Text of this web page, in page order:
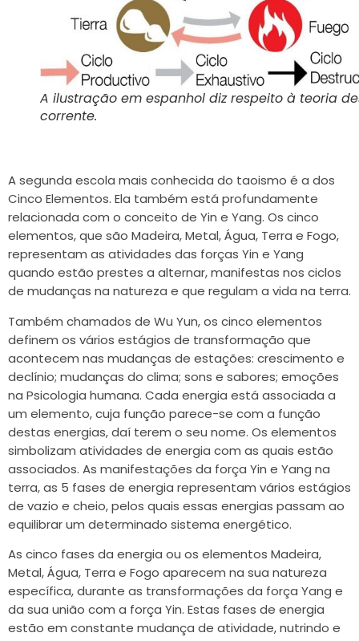
A ilustração em espanhol diz respeito à teoria
corrente.
A segunda escola mais conhecida do taoismo é a dos
Cinco Elementos. Ela também está profundamente
relacionada com o conceito de Yin e Yang. Os cinco
elementos, que são Madeira, Metal, Água, Terra e Fogo,
representam as atividades das forças Yin e Yang
quando estão prestes a alternar, manifestas nos ciclos
de mudanças na natureza e que regulam a vida na terra.
Também chamados de Wu Yun, os cinco elementos
definem os vários estágios de transformação que
acontecem nas mudanças de estações: crescimento e
declínio; mudanças do clima; sons e sabores; emoções
na Psicologia humana. Cada energia está associada a
um elemento, cuja função parece-se com a função
destas energias, daí terem o seu nome. Os elementos
simbolizam atividades de energia com as quais estão
associados. As manifestações da força Yin e Yang na
terra, as 5 fases de energia representam vários estágios
de vazio e cheio, pelos quais essas energias passam ao
equilibrar um determinado sistema energético.
As cinco fases da energia ou os elementos Madeira,
Metal, Água, Terra e Fogo aparecem na sua natureza
específica, durante as transformações da força Yang e
da sua união com a força Yin. Estas fases de energia
estão em constante mudança de atividade, nutrindo e